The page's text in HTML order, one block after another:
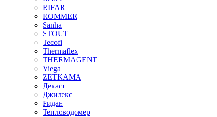
RIFAR
ROMMER
Sanha
STOUT
Tecofi
Thermaflex
THERMAGENT
Viega
ZETKAMA
Декаст
Джилекс
Ридан
Тепловодомер